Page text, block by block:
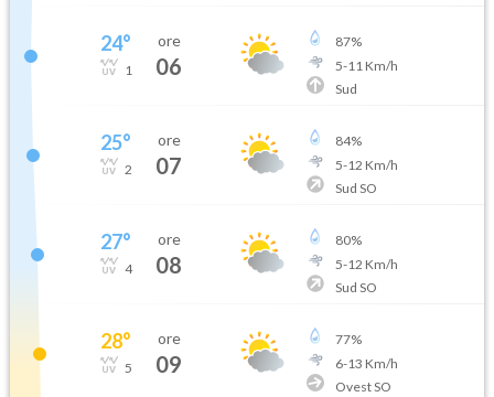
24°
1
ore
06
87%
5-11 Km/h
Sud
25°
2
ore
07
84%
5-12 Km/h
Sud SO
27°
4
ore
08
80%
5-12 Km/h
Sud SO
28°
5
ore
09
77%
6-13 Km/h
Ovest SO